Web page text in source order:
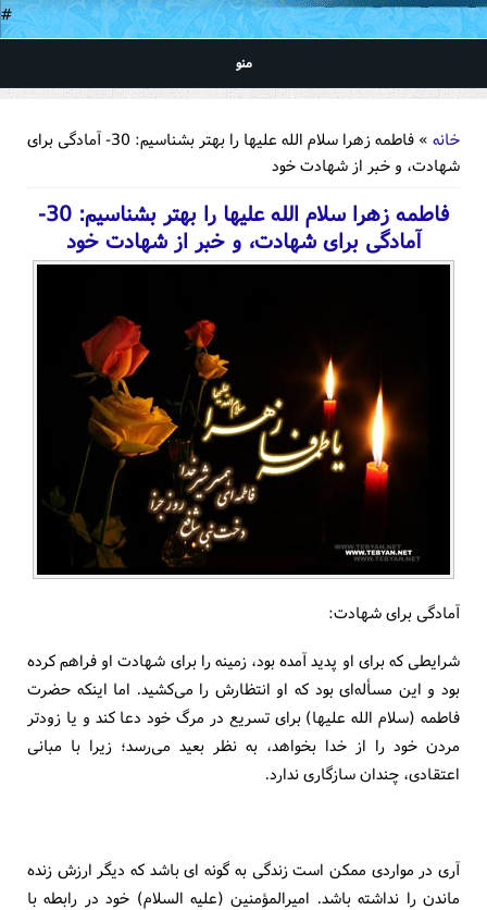
#
منو
خانه
» فاطمه زهرا سلام الله علیها را بهتر بشناسیم: 30- آمادگی برای
شهادت، و خبر از شهادت خود
فاطمه زهرا سلام الله علیها را بهتر بشناسیم: 30-
آمادگی برای شهادت، و خبر از شهادت خود
آمادگی برای شهادت:
شرایطی كه برای او پدید آمده بود، زمینه را برای شهادت او فراهم كرده
بود و این مسأله‌ای بود كه او انتظارش را می‌كشید. اما اینكه حضرت
فاطمه (سلام الله علیها) برای تسریع در مرگ خود دعا كند و یا زودتر
مردن خود را از خدا بخواهد، به نظر بعید می‌رسد؛ زیرا با مبانی
اعتقادی، چندان سازگاری ندارد.
آری در مواردی ممكن است زندگی به گونه ای باشد كه دیگر ارزش زنده
ماندن را نداشته باشد. امیرالمؤمنین (علیه السلام) خود در رابطه با